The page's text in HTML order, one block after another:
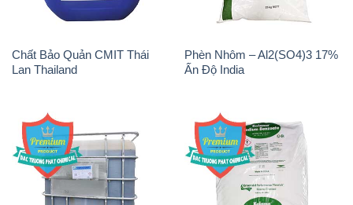
Chất Bảo Quản CMIT Thái
Lan Thailand
Phèn Nhôm – Al2(SO4)3 17%
Ấn Độ India